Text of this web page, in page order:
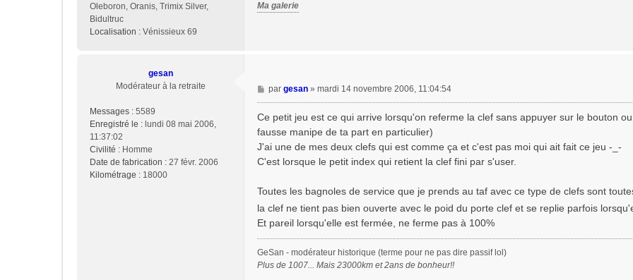
Oleboron, Oranis, Trimix Silver,
Bidultruc
Localisation : Vénissieux 69
Ma galerie
gesan
Modérateur à la retraite
Messages : 5589
Enregistré le : lundi 08 mai 2006,
11:37:02
Civilité : Homme
Date de fabrication : 27 févr. 2006
Kilométrage : 18000
M
e
s
g
e
par gesan» mardi 14 novembre 2006, 11:04:54
Ce petit jeu est ce qui arrive lorsqu'on referme la clef sans appuyer sur le bouton
fausse manipe de ta part en particulier)
J'ai une de mes deux clefs qui est comme ça et c'est pas moi qui ait fait ce jeu -_-
C'est lorsque le petit index qui retient la clef fini par s'user.
Toutes les bagnoles de service que je prends au taf avec ce type de clefs sont
la clef ne tient pas bien ouverte avec le poid du porte clef et se replie parfois
Et pareil lorsqu'elle est fermée, ne ferme pas à 100%
GeSan - modérateur historique (terme pour ne pas dire passif lol)
Plus de 1007... Mais 23000km et 2ans de bonheur!!